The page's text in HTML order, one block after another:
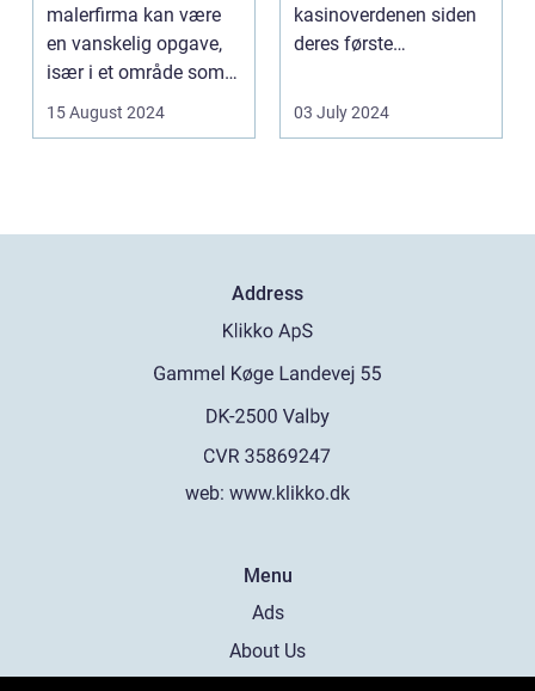
malerfirma kan være
en vanskelig opgave,
især i et område som
Frederiksberg, hv...
15 August 2024
kasinoverdenen siden
deres første
spillea...
03 July 2024
Address
web: www.klikko.dk
Menu
Ads
About Us